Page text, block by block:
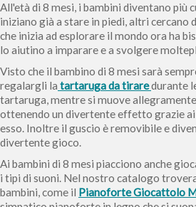
All'età di 8 mesi, i bambini diventano più
iniziano già a stare in piedi, altri cercano
che inizia ad esplorare il mondo ora ha
lo aiutino a imparare e a svolgere
Visto che il bambino di 8 mesi sarà
regalargli la tartaruga da tiraredurante
tartaruga, mentre si muove
ottenendo un divertente effetto grazie
esso. Inoltre il guscio è removibile e
divertente gioco.
Ai bambini di 8 mesi piacciono anche
i tipi di suoni. Nel nostro catalogo
bambini, come il Pianoforte Giocattolo